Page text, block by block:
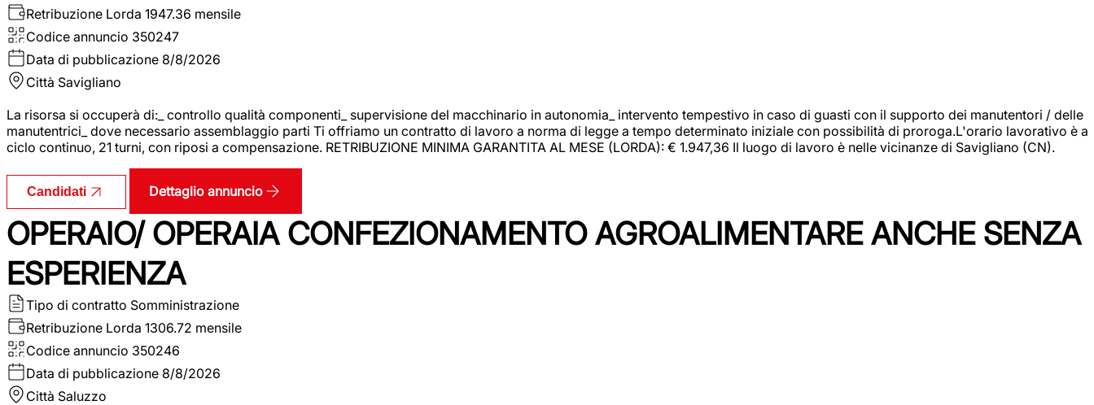
Retribuzione Lorda 1947.36 mensile
Codice annuncio 350247
Data di pubblicazione 8/8/2026
Città Savigliano
La risorsa si occuperà di:_ controllo qualità componenti_ supervisione del macchinario in autonomia_ intervento tempestivo in caso di guasti con il supporto dei manutentori / delle
manutentrici_ dove necessario assemblaggio parti Ti offriamo un contratto di lavoro a norma di legge a tempo determinato iniziale con possibilità di proroga.L'orario lavorativo è a
ciclo continuo, 21 turni, con riposi a compensazione. RETRIBUZIONE MINIMA GARANTITA AL MESE (LORDA): € 1.947,36 Il luogo di lavoro è nelle vicinanze di Savigliano (CN).
Candidati Dettaglio annuncio
OPERAIO/ OPERAIA CONFEZIONAMENTO AGROALIMENTARE ANCHE SENZA
ESPERIENZA
Tipo di contratto Somministrazione
Retribuzione Lorda 1306.72 mensile
Codice annuncio 350246
Data di pubblicazione 8/8/2026
Città Saluzzo